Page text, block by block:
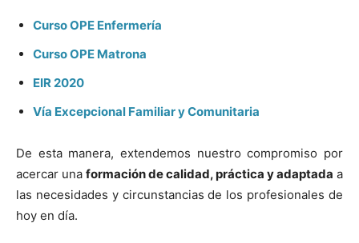
Curso OPE Enfermería
Curso OPE Matrona
EIR 2020
Vía Excepcional Familiar y Comunitaria
De esta manera, extendemos nuestro compromiso por
acercar una formación de calidad, práctica y adaptada a
las necesidades y circunstancias de los profesionales de
hoy en día.